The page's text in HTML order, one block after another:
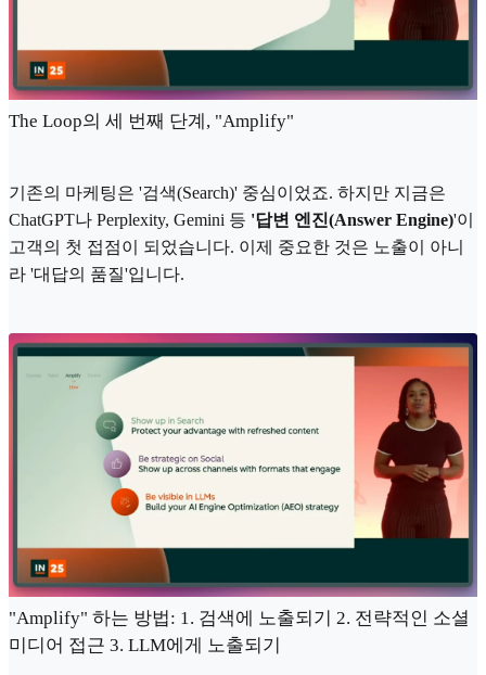
The Loop의 세 번째 단계, "Amplify"
기존의 마케팅은 '검색(Search)' 중심이었죠. 하지만 지금은
ChatGPT나 Perplexity, Gemini 등 '답변 엔진(Answer Engine)'이
고객의 첫 접점이 되었습니다. 이제 중요한 것은 노출이 아니
라 '대답의 품질'입니다.
"Amplify" 하는 방법: 1. 검색에 노출되기 2. 전략적인 소셜
미디어 접근 3. LLM에게 노출되기